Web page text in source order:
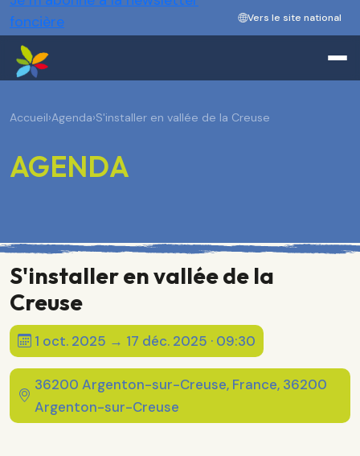
foncière
Vers le site national
Accueil›Agenda›S'installer en vallée de la Creuse
AGENDA
S'installer en vallée de la
Creuse
1 oct. 2025 → 17 déc. 2025 · 09:30
36200 Argenton-sur-Creuse, France, 36200
Argenton-sur-Creuse